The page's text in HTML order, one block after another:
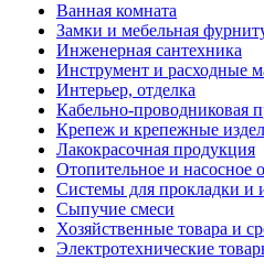
Ванная комната
Замки и мебельная
Инженерная сантехника
Инструмент и расходные
Интерьер, отделка
Кабельно-проводниковая
Крепеж и крепежные
Лакокрасочная продукция
Отопительное и насосное
Системы для прокладки и
Сыпучие смеси
Хозяйственные товара и
Электротехнические